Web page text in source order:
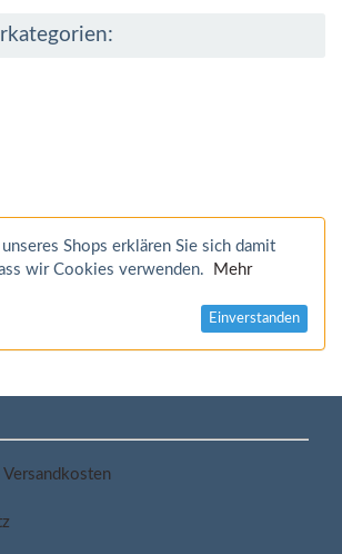
Shops erklären Sie sich damit
wir Cookies verwenden.
Mehr
Einverstanden